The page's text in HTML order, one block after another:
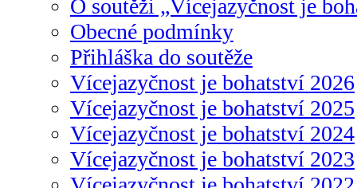
O soutěži „Vícejazyčnost je
Obecné podmínky
Přihláška do soutěže
Vícejazyčnost je bohatství 2026
Vícejazyčnost je bohatství 2025
Vícejazyčnost je bohatství 2024
Vícejazyčnost je bohatství 2023